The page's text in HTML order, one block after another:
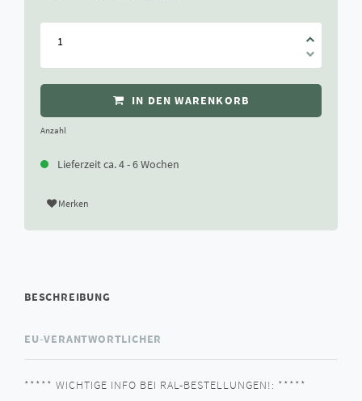
IN DEN WARENKORB
Anzahl
Lieferzeit ca. 4 - 6 Wochen
Merken
BESCHREIBUNG
EU-VERANTWORTLICHER
***** WICHTIGE INFO BEI RAL-BESTELLUNGEN!: *****